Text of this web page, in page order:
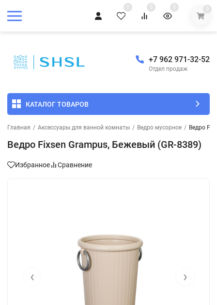
0 0 0 0
+7 962 971-32-52
Отдел продаж
КАТАЛОГ ТОВАРОВ
Главная / Аксессуары для ванной комнаты / Ведро мусорное / Ведро
Ведро Fixsen Grampus, Бежевый (GR-8389)
Избранное Сравнение
‹ ›